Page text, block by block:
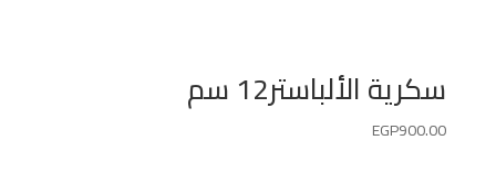
سكرية الألباستر12 سم
EGP900.00